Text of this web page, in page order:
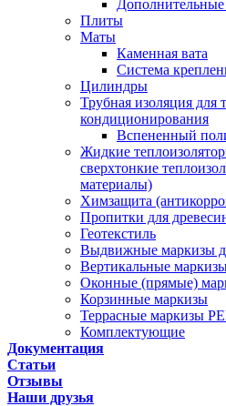
Плиты
Маты
Каменная вата
Система
Цилиндры
Трубная изоляция для
кондиционирования
Вспененный
Жидкие
сверхтонкие
материалы)
Химзащита
Пропитки для
Геотекстиль
Выдвижные маркизы
Вертикальные
Оконные (прямые)
Корзинные маркизы
Террасные маркизы
Комплектующие
Документация
Статьи
Отзывы
Наши друзья